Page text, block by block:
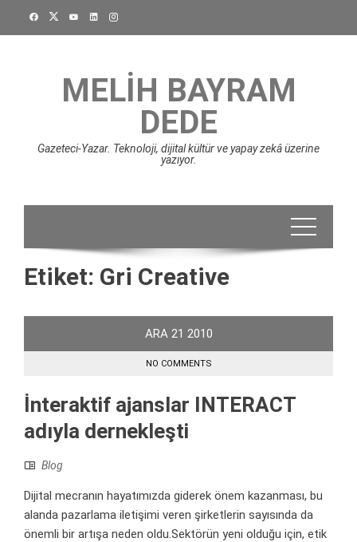
MELIH BAYRAM
DEDE
Gazeteci-Yazar. Teknoloji, dijital kültür ve yapay zekâ üzerine
yazıyor.
Etiket: Gri Creative
ARA 21 2010
NO COMMENTS
İnteraktif ajanslar INTERACT
adıyla dernekleşti
Blog
Dijital mecranın hayatımızda giderek önem kazanması, bu
alanda pazarlama iletişimi veren şirketlerin sayısında da
önemli bir artışa neden oldu.Sektörün yeni olduğu için, etik